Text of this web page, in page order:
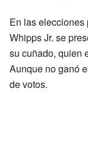
En las
Whipps Jr. se
su cuñado, quien
Aunque no ganó
de votos.